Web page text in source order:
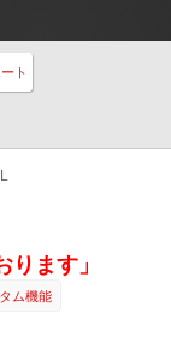
ト
ります」
ム機能